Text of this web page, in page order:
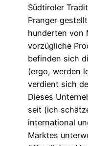
Südtiroler
Pranger
hunderten von
vorzügliche
befinden sich
(ergo, werden
verdient sich
Dieses
seit (ich
international
Marktes